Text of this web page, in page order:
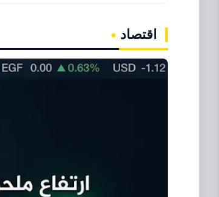
اقتصاد